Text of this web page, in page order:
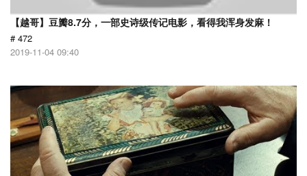
【越哥】豆瓣8.7分，一部史诗级传记电影，看得我浑身发麻！
# 472
2019-11-04 09:40